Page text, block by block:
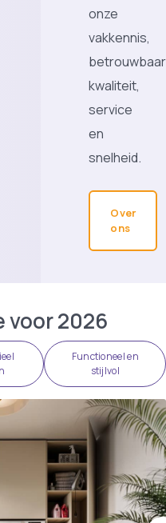
onze
vakkennis,
kwaliteit,
service
en
snelheid.
Over
ons
voor 2026
Functioneel en
stijlvol